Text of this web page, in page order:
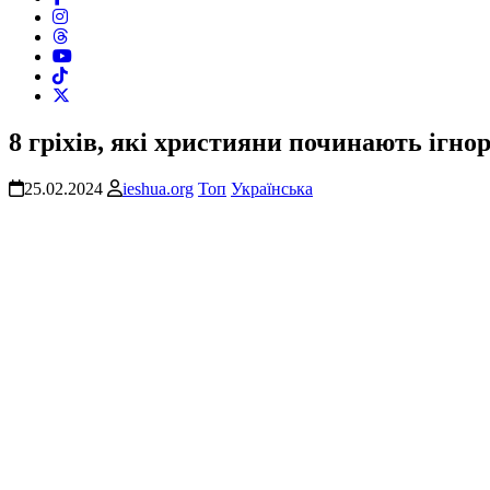
8 гріхів, які християни починають
25.02.2024 ieshua.org Топ Українська